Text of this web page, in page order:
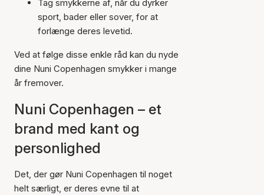
Tag smykkerne af, når du dyrker
sport, bader eller sover, for at
forlænge deres levetid.
Ved at følge disse enkle råd kan du nyde
dine Nuni Copenhagen smykker i mange
år fremover.
Nuni Copenhagen – et
brand med kant og
personlighed
Det, der gør Nuni Copenhagen til noget
helt særligt, er deres evne til at